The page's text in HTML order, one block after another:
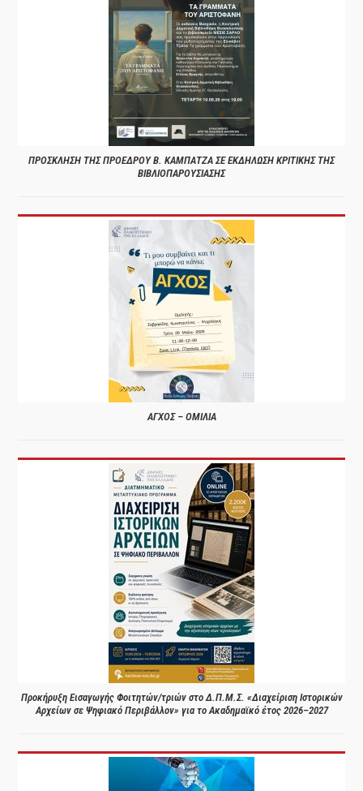
ΠΡΟΣΚΛΗΣΗ ΤΗΣ ΠΡΟΕΔΡΟΥ Β. ΚΑΜΠΑΤΖΑ ΣΕ ΕΚΔΗΛΩΣΗ ΚΡΙΤΙΚΗΣ ΤΗΣ
ΒΙΒΛΙΟΠΑΡΟΥΣΙΑΣΗΣ
ΑΓΧΟΣ – ΟΜΙΛΙΑ
Προκήρυξη Εισαγωγής Φοιτητών/τριών στο Δ.Π.Μ.Σ. «Διαχείριση Ιστορικών
Αρχείων σε Ψηφιακό Περιβάλλον» για το Ακαδημαϊκό έτος 2026–2027